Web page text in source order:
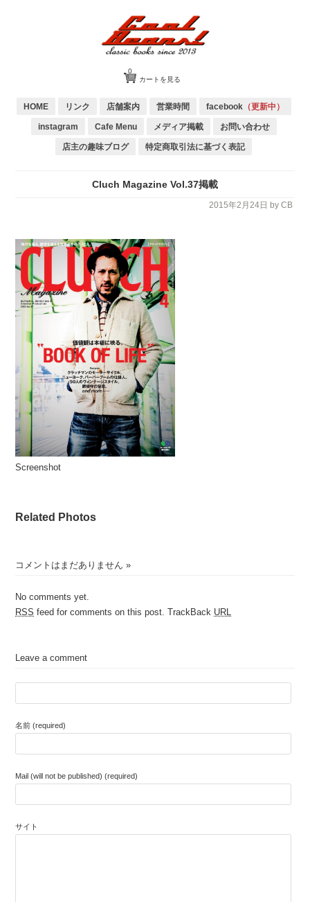
カートを見る
0
HOME リンク 店舗案内 営業時間 facebook（更新中）
instagram Cafe Menu メディア掲載 お問い合わせ
店主の趣味ブログ 特定商取引法に基づく表記
Cluch Magazine Vol.37掲載
2015年2月24日 by CB
Screenshot
Related Photos
コメントはまだありません»
No comments yet.
RSS feed for comments on this post. TrackBack URL
Leave a comment
名前 (required)
Mail (will not be published) (required)
サイト